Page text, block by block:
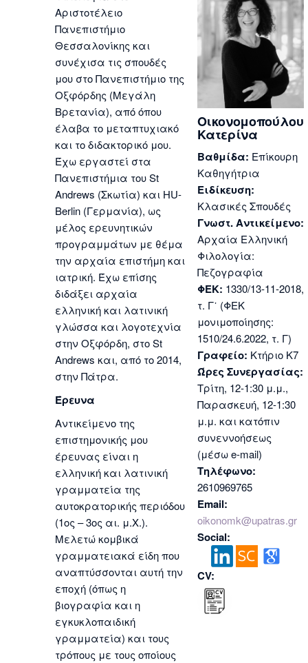
Αριστοτέλειο
Πανεπιστήμιο
Θεσσαλονίκης και
συνέχισα τις σπουδές
μου στο Πανεπιστήμιο της
Οξφόρδης (Μεγάλη
Βρετανία), από όπου
έλαβα το μεταπτυχιακό
και το διδακτορικό μου.
Έχω εργαστεί στα
Πανεπιστήμια του St
Andrews (Σκωτία) και HU-
Berlin (Γερμανία), ως
μέλος ερευνητικών
προγραμμάτων με θέμα
την αρχαία επιστήμη και
ιατρική. Έχω επίσης
διδάξει αρχαία
ελληνική και λατινική
γλώσσα και λογοτεχνία
στην Οξφόρδη, στο St
Andrews και, από το 2014,
στην Πάτρα.
Έρευνα
Αντικείμενο της
επιστημονικής μου
έρευνας είναι η
ελληνική και λατινική
γραμματεία της
αυτοκρατορικής περιόδου
(1ος – 3ος αι. μ.Χ.).
Μελετώ κομβικά
γραμματειακά είδη που
αναπτύσσονται αυτή την
εποχή (όπως η
βιογραφία και η
εγκυκλοπαιδική
γραμματεία) και τους
τρόπους με τους οποίους
Οικονομοπούλου
Κατερίνα
Βαθμίδα: Επίκουρη
Καθηγήτρια
Ειδίκευση:
Κλασικές Σπουδές
Γνωστ. Αντικείμενο:
Αρχαία Ελληνική
Φιλολογία:
Πεζογραφία
ΦΕΚ: 1330/13-11-2018,
τ. Γ᾽ (ΦΕΚ
μονιμοποίησης:
1510/24.6.2022, τ. Γ)
Γραφείο: Κτήριο Κ7
Ώρες Συνεργασίας:
Τρίτη, 12-1:30 μ.μ.,
Παρασκευή, 12-1:30
μ.μ. και κατόπιν
συνεννοήσεως
(μέσω e-mail)
Τηλέφωνο:
2610969765
Email:
oikonomk@upatras.gr
Social:
CV: